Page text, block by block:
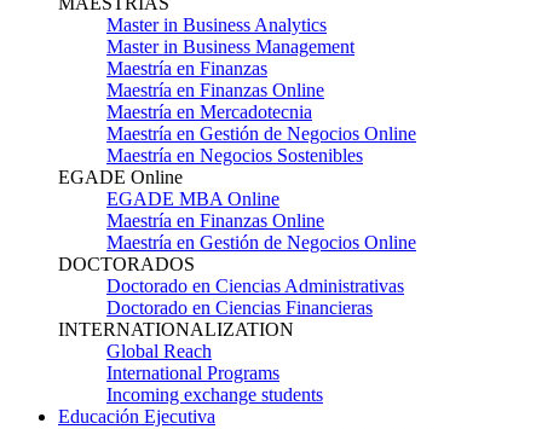
Master in Business Analytics
Master in Business Management
Maestría en Finanzas
Maestría en Finanzas Online
Maestría en Mercadotecnia
Maestría en Gestión de Negocios Online
Maestría en Negocios Sostenibles
EGADE Online
EGADE MBA Online
Maestría en Finanzas Online
Maestría en Gestión de Negocios Online
DOCTORADOS
Doctorado en Ciencias Administrativas
Doctorado en Ciencias Financieras
INTERNATIONALIZATION
Global Reach
International Programs
Incoming exchange students
Educación Ejecutiva